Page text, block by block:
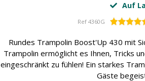
Auf
Ref 4360G
Rundes Trampolin Boost'Up 430 mit
Trampolin ermöglicht es Ihnen, Tricks
eingeschränkt zu fühlen! Ein starkes
Gäste